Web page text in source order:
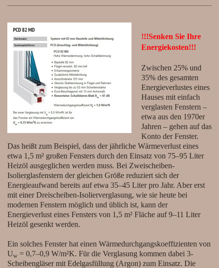
!!!Senken Sie Ihre
Energiekosten!!!
Zwischen 25% und
35% des gesamten
Energieverlustes eines
Hauses mit einfach
verglasten Fenstern –
etwa aus den 1970er
Jahren – gehen auf das
Konto der Fenster.
Das heißt zum Beispiel, dass der jährliche Wärmeverlust eines
etwa 1,5 m² großen Fensters durch den Einsatz von 75–95 Liter
Heizöl ausgeglichen werden muss. Bei Zweischeiben-
Isolierglasfenstern der gleichen Größe reduziert sich der
Energieaufwand bereits auf etwa 35–45 Liter pro Jahr. Aber erst
mit einer Dreischeiben-Isolierverglasung, wie sie heute bei
modernen Fenstern möglich und üblich ist, kann der
Energieverlust eines Fensters von 1,5 m² Fläche auf 9–11 Liter
Heizöl gesenkt werden.
Ein solches Fenster hat einen Wärmedurchgangskoeffizienten von
Uw = 0,7–0,9 W/m²K. Für die Verglasung kommen dabei 3-
Scheibengläser mit Edelgasfüllung (Argon) zum Einsatz. Die